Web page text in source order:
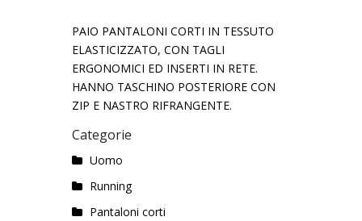
PAIO PANTALONI CORTI IN TESSUTO
ELASTICIZZATO, CON TAGLI
ERGONOMICI ED INSERTI IN RETE.
HANNO TASCHINO POSTERIORE CON
ZIP E NASTRO RIFRANGENTE.
Categorie
Uomo
Running
Pantaloni corti